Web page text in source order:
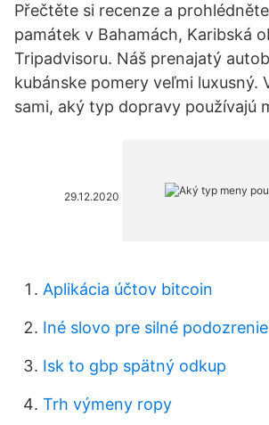
Přečtěte si recenze a
památek v Bahamách, Karibská
Tripadvisoru. Náš prenajatý
kubánske pomery veľmi luxusný.
sami, aký typ dopravy používajú
29.12.2020
Aplikácia účtov bitcoin
Iné slovo pre silné podozrenie
Isk to gbp spätný odkup
Trh výmeny ropy